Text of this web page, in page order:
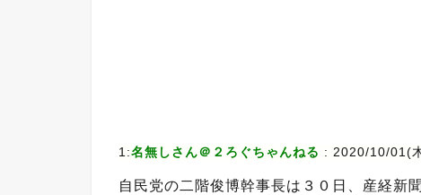
1:名無しさん＠２ろぐちゃんねる : 2020/10/01(
自民党の二階俊博幹事長は３０日、産経新